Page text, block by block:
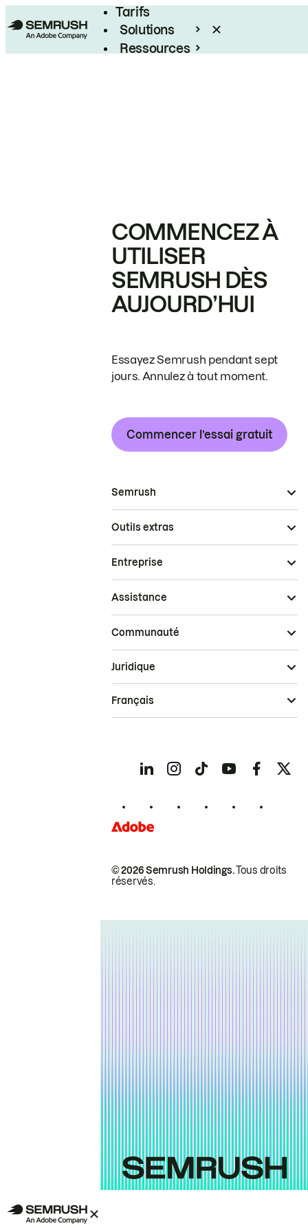
Tarifs
Solutions
Ressources
COMMENCEZ À
UTILISER
SEMRUSH DÈS
AUJOURD’HUI
Essayez Semrush pendant sept
jours. Annulez à tout moment.
Commencer l’essai gratuit
Semrush
Outils extras
Entreprise
Assistance
Communauté
© 2026 Semrush Holdings.Tous droits
réservés.
Juridique
Français